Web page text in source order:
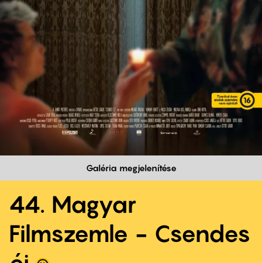
Galéria megjelenítése
44. Magyar
Filmszemle - Csendes